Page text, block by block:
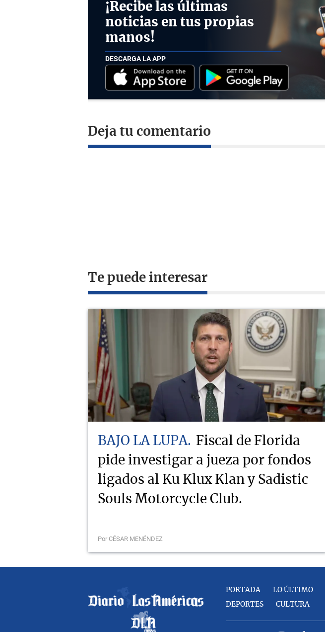
¡Recibe las últimas
noticias en tus propias
manos!
DESCARGA LA APP
Deja tu comentario
Te puede interesar
BAJO LA LUPA
Fiscal de Florida
pide investigar a jueza por fondos
ligados al Ku Klux Klan y Sadistic
Souls Motorcycle Club.
Por CÉSAR MENÉNDEZ
PORTADA LO ÚLTIMO
DEPORTES CULTURA